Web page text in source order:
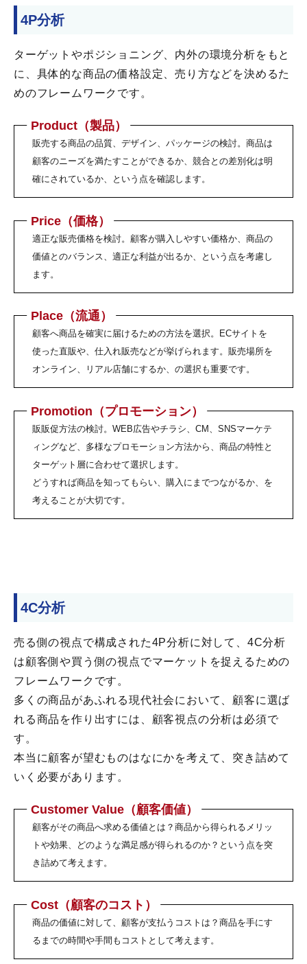
4P分析
ターゲットやポジショニング、内外の環境分析をもと
に、具体的な商品の価格設定、売り方などを決めるた
めのフレームワークです。
Product（製品）
販売する商品の品質、デザイン、パッケージの検討。商品は
顧客のニーズを満たすことができるか、競合との差別化は明
確にされているか、という点を確認します。
Price（価格）
適正な販売価格を検討。顧客が購入しやすい価格か、商品の
価値とのバランス、適正な利益が出るか、という点を考慮し
ます。
Place（流通）
顧客へ商品を確実に届けるための方法を選択。ECサイトを
使った直販や、仕入れ販売などが挙げられます。販売場所を
オンライン、リアル店舗にするか、の選択も重要です。
Promotion（プロモーション）
販販促方法の検討。WEB広告やチラシ、CM、SNSマーケテ
ィングなど、多様なプロモーション方法から、商品の特性と
ターゲット層に合わせて選択します。
どうすれば商品を知ってもらい、購入にまでつながるか、を
考えることが大切です。
4C分析
売る側の視点で構成された4P分析に対して、4C分析
は顧客側や買う側の視点でマーケットを捉えるための
フレームワークです。
多くの商品があふれる現代社会において、顧客に選ば
れる商品を作り出すには、顧客視点の分析は必須で
す。
本当に顧客が望むものはなにかを考えて、突き詰めて
いく必要があります。
Customer Value（顧客価値）
顧客がその商品へ求める価値とは？商品から得られるメリッ
トや効果、どのような満足感が得られるのか？という点を突
き詰めて考えます。
Cost（顧客のコスト）
商品の価値に対して、顧客が支払うコストは？商品を手にす
るまでの時間や手間もコストとして考えます。